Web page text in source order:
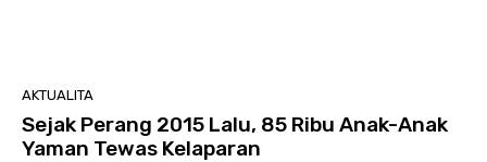
AKTUALITA
Sejak Perang 2015 Lalu, 85 Ribu Anak-Anak
Yaman Tewas Kelaparan